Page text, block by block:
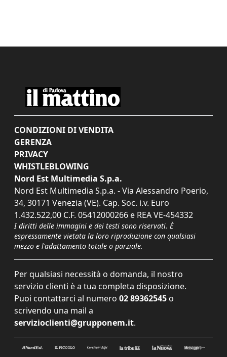
CONDIZIONI DI VENDITA
GERENZA
PRIVACY
WHISTLEBLOWING
Nord Est Multimedia S.p.a.
Nord Est Multimedia S.p.a. - Via Alessandro Poerio,
34, 30171 Venezia (VE). Cap. Soc. i.v. Euro
1.432.522,00 C.F. 05412000266 e REA VE-454332
I diritti delle immagini e dei testi sono riservati. È
espressamente vietata la loro riproduzione con qualsiasi
mezzo e l'adattamento totale o parziale.
Per qualsiasi necessità o domanda, il nostro
servizio clienti è a tua completa disposizione.
Puoi contattarci al numero 02 89362545 o
scrivendo una mail a
servizioclienti@grupponem.it.